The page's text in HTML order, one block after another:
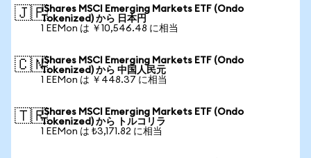
🇯🇵iShares MSCI Emerging Markets ETF (Ondo
Tokenized) から 日本円
1 EEMon は ￥10,546.48 に相当
🇨🇳iShares MSCI Emerging Markets ETF (Ondo
Tokenized) から 中国人民元
1 EEMon は ￥448.37 に相当
🇹🇷iShares MSCI Emerging Markets ETF (Ondo
Tokenized) から トルコリラ
1 EEMon は ₺3,171.82 に相当